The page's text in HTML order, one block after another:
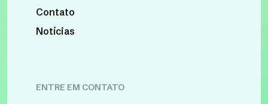
Contato
Notícias
ENTRE EM CONTATO